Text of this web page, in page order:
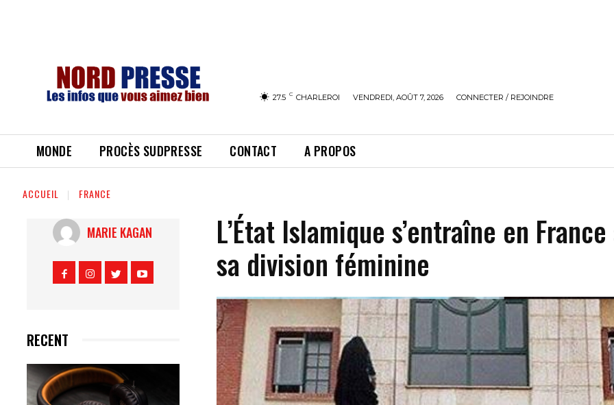
27.5 C CHARLEROI VENDREDI, AOÛT 7, 2026 CONNECTER / REJOINDRE
MONDE PROCÈS SUDPRESSE CONTACT A PROPOS
ACCUEIL FRANCE
MARIE KAGAN
RECENT
L’État Islamique s’entraîne en
sa division féminine